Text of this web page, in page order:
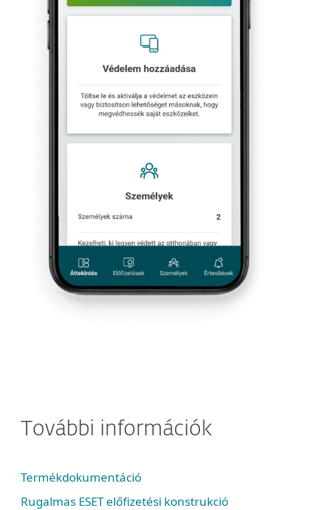
További információk
Termékdokumentáció
Rugalmas ESET előfizetési konstrukció